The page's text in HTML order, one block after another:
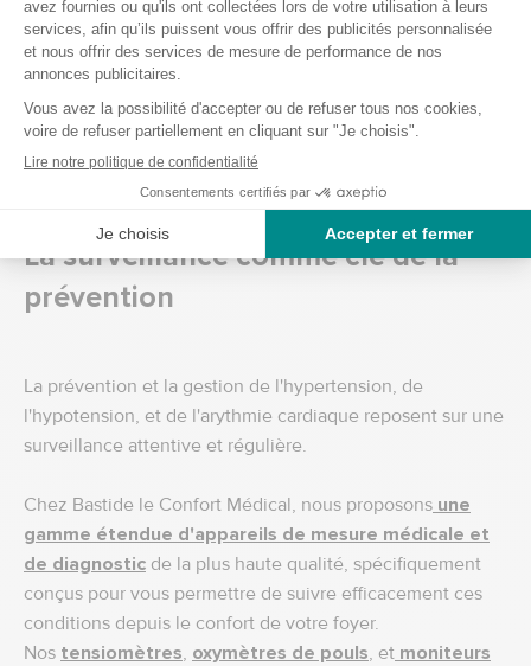
Les causes de l'arythmie peuvent inclure des maladies
cardiaques, des déséquilibres électrolytiques, des
modifications du mode de vie ou l'utilisation de certains
médicaments.
La gestion efficace des arythmies peut nécessiter des
médicaments, des interventions médicales, ou des
changements dans le mode de vie.
La surveillance comme clé de la
prévention
La prévention et la gestion de l'hypertension, de
l'hypotension, et de l'arythmie cardiaque reposent sur une
surveillance attentive et régulière.
Chez Bastide le Confort Médical, nous proposons une
gamme étendue d'appareils de mesure médicale et
de diagnostic de la plus haute qualité, spécifiquement
conçus pour vous permettre de suivre efficacement ces
conditions depuis le confort de votre foyer.
Nos tensiomètres, oxymètres de pouls, et moniteurs